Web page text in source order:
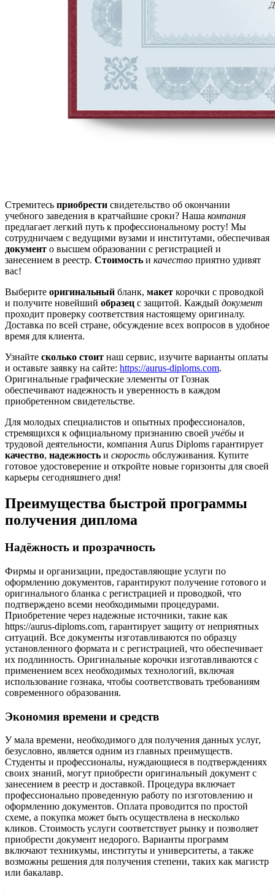
Стремитесь приобрести свидетельство об окончании
учебного заведения в кратчайшие сроки? Наша компания
предлагает легкий путь к профессиональному росту! Мы
сотрудничаем с ведущими вузами и институтами, обеспечивая
документ о высшем образовании с регистрацией и
занесением в реестр. Стоимость и качество приятно удивят
вас!
Выберите оригинальный бланк, макет корочки с проводкой
и получите новейший образец с защитой. Каждый документ
проходит проверку соответствия настоящему оригиналу.
Доставка по всей стране, обсуждение всех вопросов в удобное
время для клиента.
Узнайте сколько стоит наш сервис, изучите варианты оплаты
и оставьте заявку на сайте: https://aurus-diploms.com.
Оригинальные графические элементы от Гознак
обеспечивают надежность и уверенность в каждом
приобретенном свидетельстве.
Для молодых специалистов и опытных профессионалов,
стремящихся к официальному признанию своей учёбы и
трудовой деятельности, компания Aurus Diploms гарантирует
качество, надежность и скорость обслуживания. Купите
готовое удостоверение и откройте новые горизонты для своей
карьеры сегодняшнего дня!
Преимущества быстрой программы
получения диплома
Надёжность и прозрачность
Фирмы и организации, предоставляющие услуги по
оформлению документов, гарантируют получение готового и
оригинального бланка с регистрацией и проводкой, что
подтверждено всеми необходимыми процедурами.
Приобретение через надежные источники, такие как
https://aurus-diploms.com, гарантирует защиту от неприятных
ситуаций. Все документы изготавливаются по образцу
установленного формата и с регистрацией, что обеспечивает
их подлинность. Оригинальные корочки изготавливаются с
применением всех необходимых технологий, включая
использование гознака, чтобы соответствовать требованиям
современного образования.
Экономия времени и средств
У мала времени, необходимого для получения данных услуг,
безусловно, является одним из главных преимуществ.
Студенты и профессионалы, нуждающиеся в подтверждениях
своих знаний, могут приобрести оригинальный документ с
занесением в реестр и доставкой. Процедура включает
профессионально проведенную работу по изготовлению и
оформлению документов. Оплата проводится по простой
схеме, а покупка может быть осуществлена в несколько
кликов. Стоимость услуги соответствует рынку и позволяет
приобрести документ недорого. Варианты программ
включают техникумы, институты и университеты, а также
возможны решения для получения степени, таких как магистр
или бакалавр.